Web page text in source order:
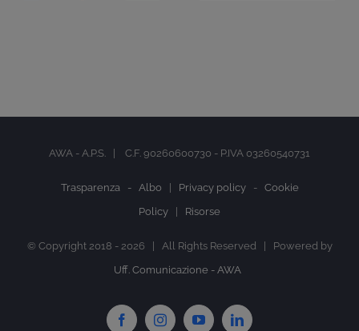
AWA - A.P.S. | C.F. 90260600730 - P.IVA 03260540731
Trasparenza - Albo Privacy policy- Cookie
Policy
Risorse
© Copyright 2018 - 2026 | All Rights Reserved | Powered by
Uff. Comunicazione - AWA
FacebookInstagramYouTubeLinkedIn